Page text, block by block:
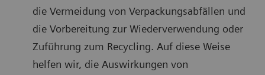
die Vermeidung von Verpackungsabfällen und
die Vorbereitung zur Wiederverwendung oder
Zuführung zum Recycling. Auf diese Weise
helfen wir, die Auswirkungen von